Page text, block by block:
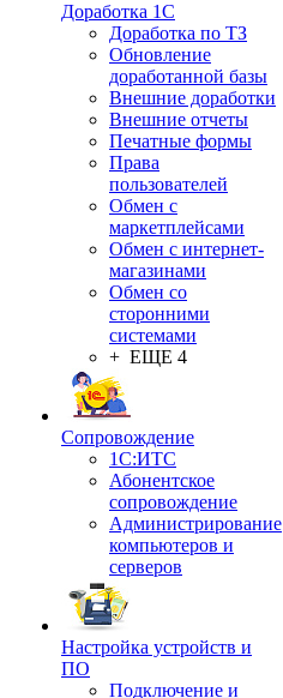
Доработка 1С
Доработка по ТЗ
Обновление
доработанной базы
Внешние доработки
Внешние отчеты
Печатные формы
Права
пользователей
Обмен с
маркетплейсами
Обмен с интернет-
магазинами
Обмен со
сторонними
системами
+ ЕЩЕ 4
Сопровождение
1C:ИТС
Абонентское
сопровождение
Администрирование
компьютеров и
серверов
Настройка устройств и
ПО
Подключение и